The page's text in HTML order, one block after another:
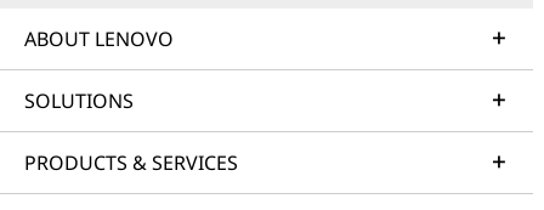
ABOUT LENOVO
SOLUTIONS
PRODUCTS & SERVICES